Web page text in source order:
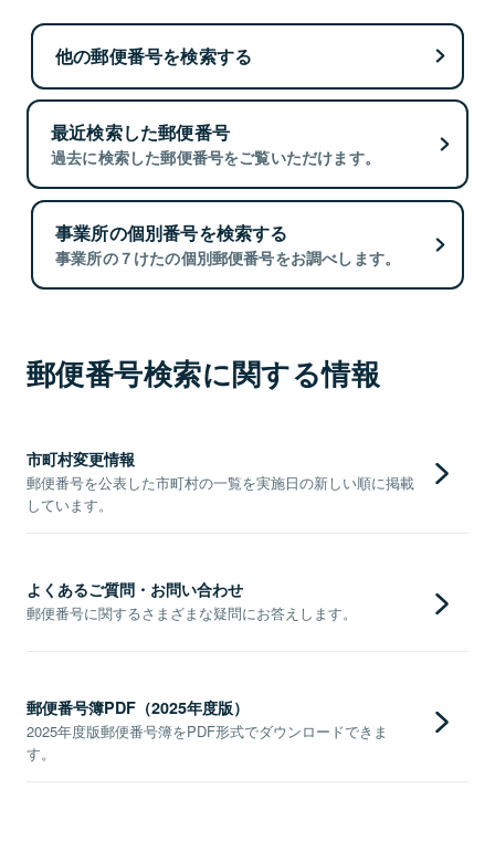
他の郵便番号を検索する
最近検索した郵便番号
過去に検索した郵便番号をご覧いただけます。
事業所の個別番号を検索する
事業所の７けたの個別郵便番号をお調べします。
郵便番号検索に関する情報
市町村変更情報
郵便番号を公表した市町村の一覧を実施日の新しい順に掲載
しています。
よくあるご質問・お問い合わせ
郵便番号に関するさまざまな疑問にお答えします。
郵便番号簿PDF（2025年度版）
2025年度版郵便番号簿をPDF形式でダウンロードできま
す。